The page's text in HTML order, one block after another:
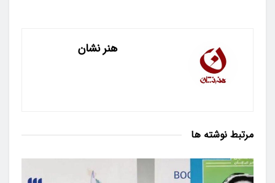
هنر نشان
مرتبط نوشته ها